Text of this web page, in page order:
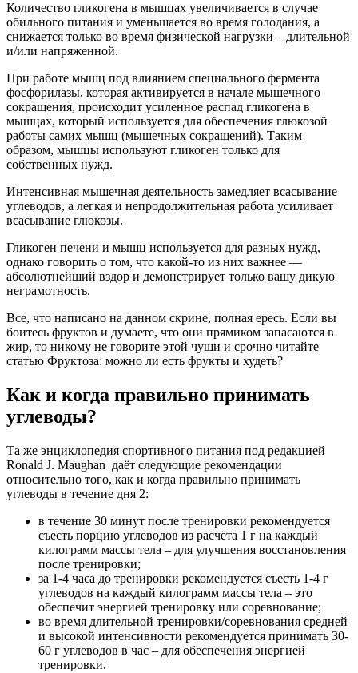
Количество гликогена в мышцах увеличивается в случае
обильного питания и уменьшается во время голодания, а
снижается только во время физической нагрузки – длительной
и/или напряженной.
При работе мышц под влиянием специального фермента
фосфорилазы, которая активируется в начале мышечного
сокращения, происходит усиленное распад гликогена в
мышцах, который используется для обеспечения глюкозой
работы самих мышц (мышечных сокращений). Таким
образом, мышцы используют гликоген только для
собственных нужд.
Интенсивная мышечная деятельность замедляет всасывание
углеводов, а легкая и непродолжительная работа усиливает
всасывание глюкозы.
Гликоген печени и мышц используется для разных нужд,
однако говорить о том, что какой-то из них важнее —
абсолютнейший вздор и демонстрирует только вашу дикую
неграмотность.
Все, что написано на данном скрине, полная ересь. Если вы
боитесь фруктов и думаете, что они прямиком запасаются в
жир, то никому не говорите этой чуши и срочно читайте
статью Фруктоза: можно ли есть фрукты и худеть?
Как и когда правильно принимать
углеводы?
Та же энциклопедия спортивного питания под редакцией
Ronald J. Maughan даёт следующие рекомендации
относительно того, как и когда правильно принимать
углеводы в течение дня 2:
в течение 30 минут после тренировки рекомендуется
съесть порцию углеводов из расчёта 1 г на каждый
килограмм массы тела – для улучшения восстановления
после тренировки;
за 1-4 часа до тренировки рекомендуется съесть 1-4 г
углеводов на каждый килограмм массы тела – это
обеспечит энергией тренировку или соревнование;
во время длительной тренировки/соревнования средней
и высокой интенсивности рекомендуется принимать 30-
60 г углеводов в час – для обеспечения энергией
тренировки.